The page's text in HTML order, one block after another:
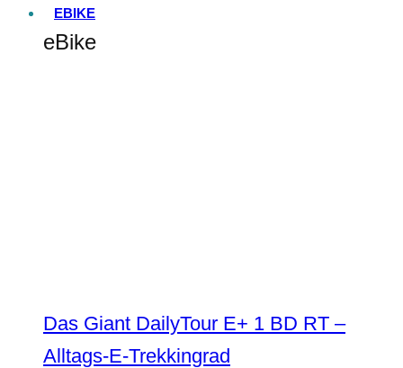
EBIKE
eBike
Das Giant DailyTour E+ 1 BD RT –
Alltags-E-Trekkingrad